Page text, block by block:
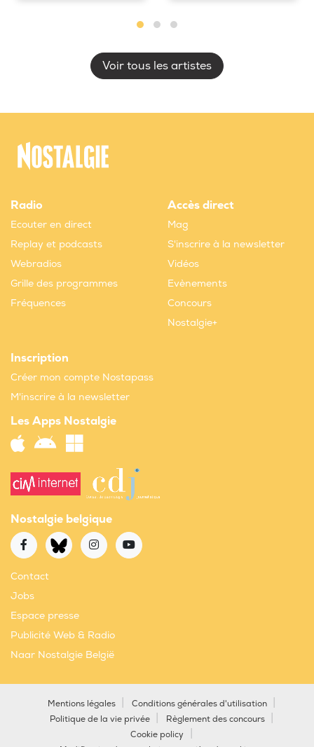
Voir tous les artistes
Radio
Ecouter en direct
Replay et podcasts
Webradios
Grille des programmes
Fréquences
Accès direct
Mag
S'inscrire à la newsletter
Vidéos
Evènements
Concours
Nostalgie+
Inscription
Créer mon compte Nostapass
M'inscrire à la newsletter
Les Apps Nostalgie
Nostalgie belgique
Contact
Jobs
Espace presse
Publicité Web & Radio
Naar Nostalgie België
Mentions légales
Conditions générales d'utilisation
Politique de la vie privée
Règlement des concours
Cookie policy